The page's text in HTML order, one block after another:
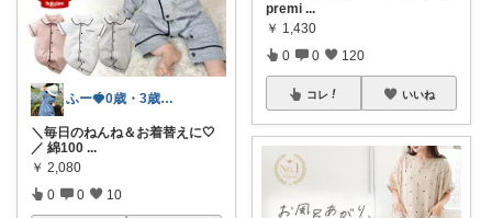
ふー🍓0歳・3歳のワンオペママ
＼毎日のねんね＆お着替えに🤍
／ 綿100 ...
￥ 2,080
0 0 10
premi ...
￥ 1,430
0 0 120
コレ いいね